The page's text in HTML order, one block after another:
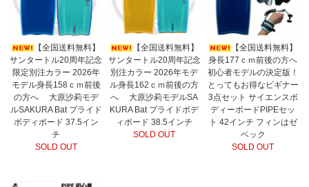
【全国送料無料】
サンタートル20周年記念
限定別注カラー 2026年
モデル身長158ｃｍ前後
の方へ 大原沙莉モデ
ルSAKURA Bat プライド
ボディボード 37.5イン
チ
SOLD OUT
【全国送料無料】
サンタートル20周年記念
別注カラー 2026年モデ
ル身長162ｃｍ前後の方
へ 大原沙莉モデルSA
KURA Bat プライドボデ
ィボード 38.5インチ
SOLD OUT
【全国送料無料】
身長177ｃｍ前後の方へ
初心者モデルの決定版！
とってもお得なビギナー
3点セット サイエンスボ
ディーボードPIPEセッ
ト 42インチ フィンはゼ
ベック
SOLD OUT